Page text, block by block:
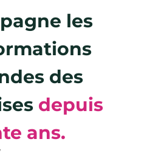
les
des
depuis
ans.